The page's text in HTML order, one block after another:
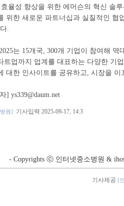
율성 향상을 위한 에머슨의 혁신 솔
위한 새로운 파트너십과 실질적인 협
.
는 15개국, 300개 기업이 참여해
트업까지 업계를 대표하는 다양한 기
대한 인사이트를 공유하고, 시장을
] ys339@daum.net
원] 기사입력 2025-09-17, 14:3
- Copyrights ⓒ 인터넷중소병원 &
기사제공 [